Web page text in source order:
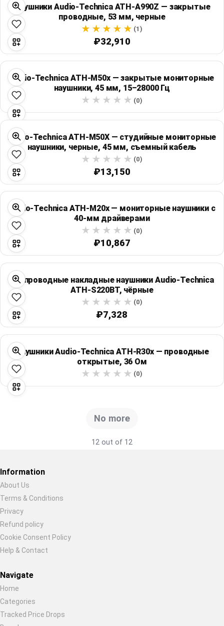
Наушники Audio-Technica ATH-A990Z — закрытые
проводные, 53 мм, черные
(1)
₽32,910
Audio-Technica ATH-M50x — закрытые мониторные
наушники, 45 мм, 15–28000 Гц
(0)
Audio-Technica ATH-M50X — студийные мониторные
наушники, черные, 45 мм, съемный кабель
(0)
₽13,150
Audio-Technica ATH-M20x — мониторные наушники с
40-мм драйверами
(0)
₽10,867
Беспроводные накладные наушники Audio-Technica
ATH-S220BT, чёрные
(0)
₽7,328
Наушники Audio-Technica ATH-R30x — проводные
открытые, 36 Ом
(0)
No more
12 out of 12
Restore previous
Information
About Us
Terms & Conditions
Privacy
Refund policy
Cookie Consent Policy
Help & Contact
Navigate
Home
Categories
Tracked Price Drops